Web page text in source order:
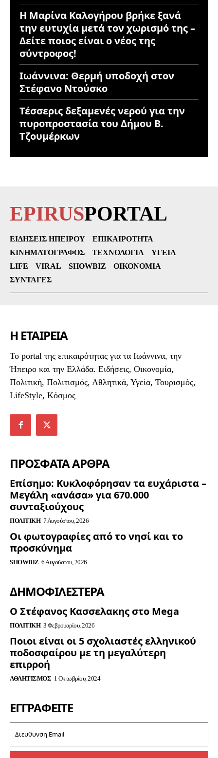
Η Μαρίνα Καλογήρου βρήκε ξανά
την ευτυχία μετά τον χωρισμό της –
Δείτε ποιος είναι ο νέος της
σύντροφος!
Ιωάννινα: Θερμή υποδοχή στον
Στέφανο Ντούσκο
Τέσσερις δεξαμενές νερού για την
πυροπροστασία του Δήμου Β.
Τζουμέρκων
EPIRUSPORTAL
ΕΙΔΉΣΕΙΣ ΗΠΕΊΡΟΥ
ΕΠΙΚΑΙΡΌΤΗΤΑ
ΚΙΝΗΜΑΤΟΓΡΆΦΟΣ
ΤΕΧΝΟΛΟΓΊΑ
ΥΓΕΊΑ
LIFE
VIRAL SHOWBIZ
ΟΙΚΟΝΟΜΊΑ
ΣΥΝΤΑΓΈΣ
Η ΕΤΑΙΡΕΙΑ
To portal της επικαιρότητας για τα Ιωάννινα, την
Ήπειρο και την Ελλάδα. Ειδήσεις, Οικονομία,
Πολιτική, Πολιτισμός, Αθλητικά, Υγεία, Τουρισμός,
LifeStyle, Κόσμος
ΠΡΟΣΦΑΤΑ ΑΡΘΡΑ
Επίσημο: Κυκλοφόρησαν τα ευχάριστα –
Μεγάλη «ανάσα» για 670.000
συνταξιούχους
ΠΟΛΙΤΙΚΉ 7 Αυγούστου, 2026
Οι φωτογραφίες από το νησί και το
προσκύνημα
SHOWBIZ 6 Αυγούστου, 2026
ΔΗΜΟΦΙΛΈΣΤΕΡΑ
Ο Στέφανος Κασσελακης στο Mega
ΠΟΛΙΤΙΚΉ 3 Φεβρουαρίου, 2026
Ποιοι είναι οι 5 σχολιαστές ελληνικού
ποδοσφαίρου με τη μεγαλύτερη
επιρροή
ΑΘΛΗΤΙΣΜΌΣ 1 Οκτωβρίου, 2024
ΕΓΓΡΑΦΕΊΤΕ